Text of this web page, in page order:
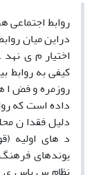
روابط اجتماعی
دراین میان
اختیار م ی
کیفی به روابط
روزمره و فض ا
داده است که
دلیل فقدا ن
د های اولیه
یوندهای